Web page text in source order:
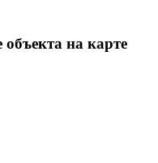
на карте